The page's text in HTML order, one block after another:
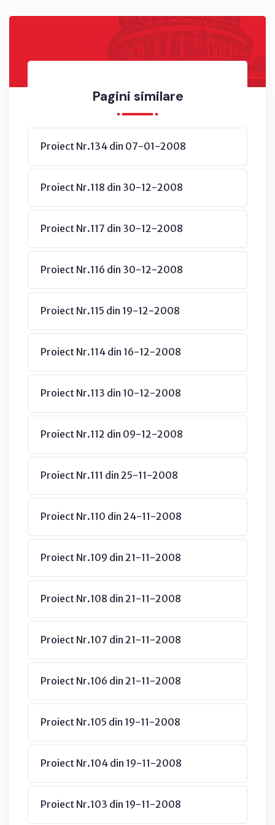
Pagini similare
Proiect Nr.134 din 07-01-2008
Proiect Nr.118 din 30-12-2008
Proiect Nr.117 din 30-12-2008
Proiect Nr.116 din 30-12-2008
Proiect Nr.115 din 19-12-2008
Proiect Nr.114 din 16-12-2008
Proiect Nr.113 din 10-12-2008
Proiect Nr.112 din 09-12-2008
Proiect Nr.111 din 25-11-2008
Proiect Nr.110 din 24-11-2008
Proiect Nr.109 din 21-11-2008
Proiect Nr.108 din 21-11-2008
Proiect Nr.107 din 21-11-2008
Proiect Nr.106 din 21-11-2008
Proiect Nr.105 din 19-11-2008
Proiect Nr.104 din 19-11-2008
Proiect Nr.103 din 19-11-2008